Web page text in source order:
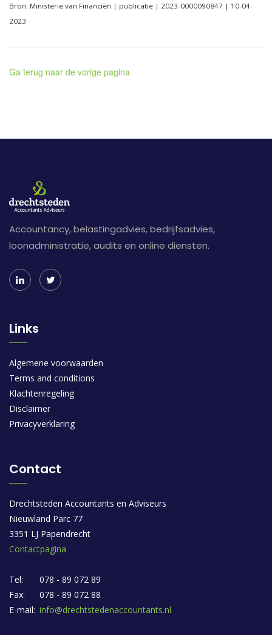
Bron: Ministerie van Financiën | publicatie | 2023-0000090847 | 10-04-
2023
Ga terug naar de vorige pagina
Accountancy, belastingadvies, bedrijfsadvies,
loonadministratie, audits en online diensten.
Links
Algemene voorwaarden
Terms and conditions
Klachtenregeling
Disclaimer
Privacyverklaring
Contact
Drechtsteden Accountants en Adviseurs
Nieuwland Parc 77
3351 LJ Papendrecht
Contactpagina
Tel:
078 - 89 072 89
Fax:
078 - 89 072 88
E-mail: info@drechtstedenaccountants.nl